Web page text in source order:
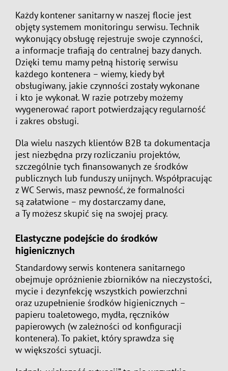
Każdy kontener sanitarny w naszej flocie jest
objęty systemem monitoringu serwisu. Technik
wykonujący obsługę rejestruje swoje czynności,
a informacje trafiają do centralnej bazy danych.
Dzięki temu mamy pełną historię serwisu
każdego kontenera – wiemy, kiedy był
obsługiwany, jakie czynności zostały wykonane
i kto je wykonał. W razie potrzeby możemy
wygenerować raport potwierdzający regularność
i zakres obsługi.
Dla wielu naszych klientów B2B ta dokumentacja
jest niezbędna przy rozliczaniu projektów,
szczególnie tych finansowanych ze środków
publicznych lub funduszy unijnych. Współpracując
z WC Serwis, masz pewność, że formalności
są załatwione – my dostarczamy dane,
a Ty możesz skupić się na swojej pracy.
Elastyczne podejście do środków
higienicznych
Standardowy serwis kontenera sanitarnego
obejmuje opróżnienie zbiorników na nieczystości,
mycie i dezynfekcję wszystkich powierzchni
oraz uzupełnienie środków higienicznych –
papieru toaletowego, mydła, ręczników
papierowych (w zależności od konfiguracji
kontenera). To pakiet, który sprawdza się
w większości sytuacji.